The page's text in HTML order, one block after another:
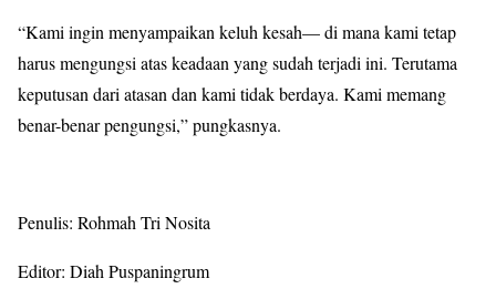
“Kami ingin menyampaikan keluh kesah— di mana kami tetap
harus mengungsi atas keadaan yang sudah terjadi ini. Terutama
keputusan dari atasan dan kami tidak berdaya. Kami memang
benar-benar pengungsi,” pungkasnya.
Penulis: Rohmah Tri Nosita
Editor: Diah Puspaningrum